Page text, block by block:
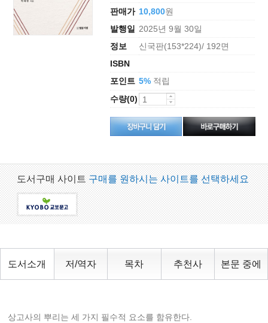
판매가 10,800원
발행일
2025년 9월 30일
정보
신국판(153*224)/ 192면
ISBN
포인트 5%적립
수량(0)
도서구매 사이트 구매를 원하시는 사이트를 선택하세요
도서소개 저/역자 목차 추천사 본문 중에
상고사의 뿌리는 세 가지 필수적 요소를 함유한다.